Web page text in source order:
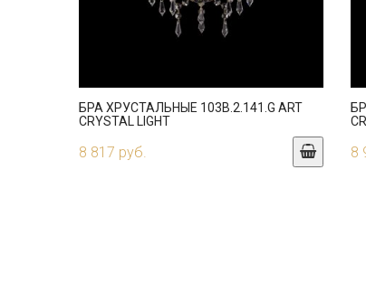
БРА ХРУСТАЛЬНЫЕ 103B.2.141.G ART
CRYSTAL LIGHT
8 817 руб. 8